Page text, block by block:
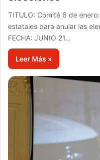
TITULO: Comité 6 de
estatales para anular las
FECHA: JUNIO 21…
Leer Más »